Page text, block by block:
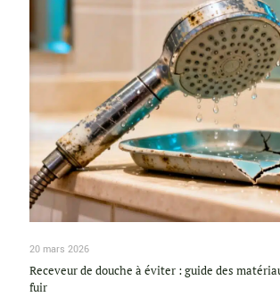
20 mars 2026
Receveur de douche à éviter : guide des
fuir